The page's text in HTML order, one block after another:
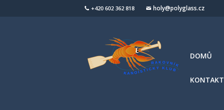
+420 602 362 818 holy@polyglass.cz
DOMŮ
KONTAKT